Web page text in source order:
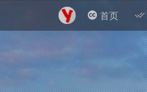
首页